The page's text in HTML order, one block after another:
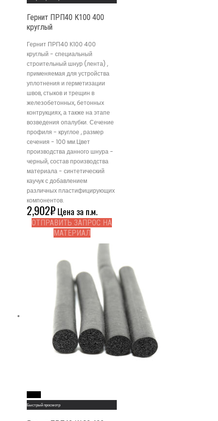
Гернит ПРП40 К100 400
круглый
Гернит ПРП40 К100 400
круглый - специальный
строительный шнур (лента) ,
применяемая для устройства
уплотнения и герметизации
швов, стыков и трещин в
железобетонных, бетонных
контрукциях, а также на этапе
возведения опалубки. Сечение
профиля - круглое , размер
сечения - 100 мм.Цвет
производства данного шнура -
черный, состав производства
материала - синтетический
каучук с добавлением
различных пластифицирующих
компонентов.
2,902₽Цена за п.м.
ОТПРАВИТЬ ЗАПРОС НА
МАТЕРИАЛ
Быстрый просмотр